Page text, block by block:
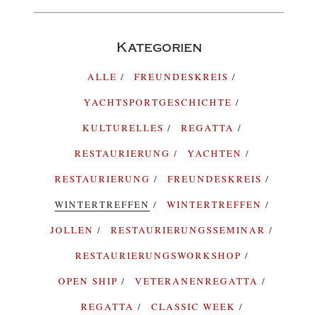
Kategorien
ALLE
FREUNDESKREIS
YACHTSPORTGESCHICHTE
KULTURELLES
REGATTA
RESTAURIERUNG
YACHTEN
RESTAURIERUNG
FREUNDESKREIS
WINTERTREFFEN
WINTERTREFFEN
JOLLEN
RESTAURIERUNGSSEMINAR
RESTAURIERUNGSWORKSHOP
OPEN SHIP
VETERANENREGATTA
REGATTA
CLASSIC WEEK